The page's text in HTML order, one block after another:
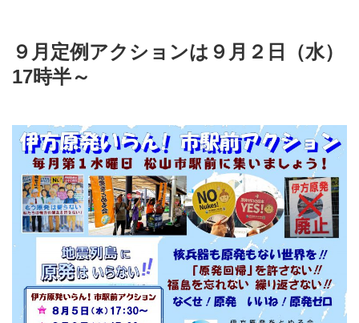
９月定例アクションは９月２日（水）
17時半～